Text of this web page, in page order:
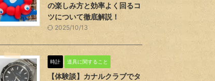
の楽しみ方と効率よく回るコ
ツについて徹底解説！
2025/10/13
時計 道具に関すること
【体験談】カナルクラブでタ